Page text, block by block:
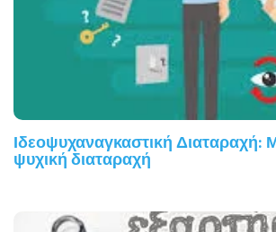
Ιδεοψυχαναγκαστική Διαταραχή:
ψυχική διαταραχή